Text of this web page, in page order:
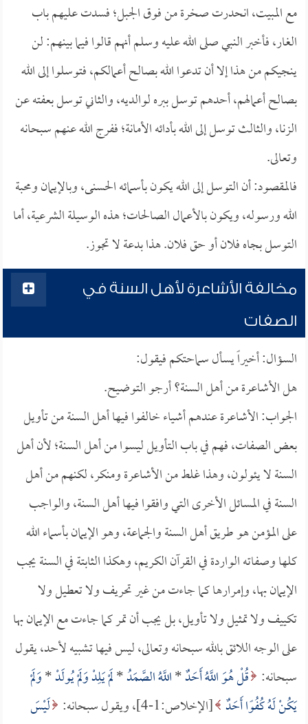
مع المبيت، انحدرت صخرة من فوق الجبل؛ فسدت عليهم باب
الغار، فأخبر النبي صلى الله عليه وسلم أنهم قالوا فيما بينهم: لن
ينجيكم من هذا إلا أن تدعوا الله بصالح أعمالكم، فتوسلوا إلى الله
بصالح أعمالهم، أحدهم توسل ببره لوالديه، والثاني توسل بعفته عن
الزنا، والثالث توسل إلى الله بأدائه الأمانة؛ ففرج الله عنهم سبحانه
وتعالى.
فالمقصود: أن التوسل إلى الله يكون بأسمائه الحسنى، وبالإيمان ومحبة
الله ورسوله، ويكون بالأعمال الصالحات؛ هذه الوسيلة الشرعية، أما
التوسل بجاه فلان أو حق فلان. هذا بدعة لا تجوز.
مخالفة الأشاعرة لأهل السنة في
الصفات
السؤال: أخيراً يسأل سماحتكم فيقول:
هل الأشاعرة من أهل السنة؟ أرجو التوضيح.
الجواب: الأشاعرة عندهم أشياء خالفوا فيها أهل السنة من تأويل
بعض الصفات، فهم في باب التأويل ليسوا من أهل السنة؛ لأن أهل
السنة لا يئولون، وهذا غلط من الأشاعرة ومنكر، لكنهم من أهل
السنة في المسائل الأخرى التي وافقوا فيها أهل السنة، والواجب
على المؤمن هو طريق أهل السنة والجماعة، وهو الإيمان بأسماء الله
كلها وصفاته الواردة في القرآن الكريم، وهكذا الثابتة في السنة يجب
الإيمان بها، وإمرارها كما جاءت من غير تحريف ولا تعطيل ولا
تكييف ولا تمثيل ولا تأويل، بل يجب أن تمر كما جاءت مع الإيمان بها
على الوجه اللائق بالله سبحانه وتعالى، ليس فيها تشبيه لأحد، يقول
سبحانه: قُلْ هُوَ اللَّهُ أَحَدٌ*اللَّهُ الصَّمَدُ*لَمْ يَلِدْ وَلَمْ يُولَدْ*وَلَمْ
يَكُنْ لَهُ كُفُوًا أَحَدٌ [الإخلاص:1-4]، ويقول سبحانه:
لَيْسَ